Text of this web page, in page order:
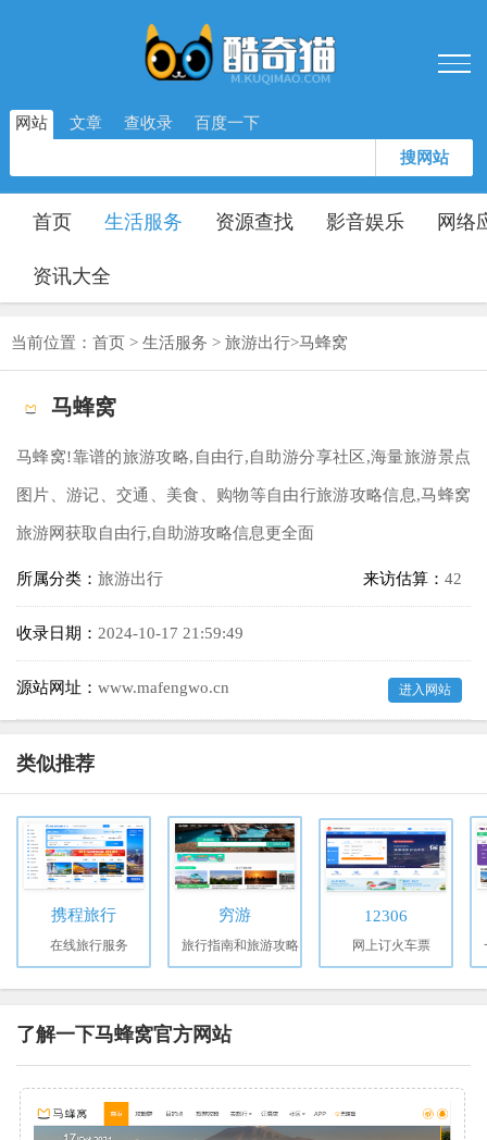
网站 文章 查收录 百度一下
搜网站
首页 生活服务 资源查找 影音娱乐 网络
资讯大全
当前位置： 首页 > 生活服务 > 旅游出行>马蜂窝
马蜂窝
马蜂窝!靠谱的旅游攻略,自由行,自助游分享社区,海量旅游景点
图片、游记、交通、美食、购物等自由行旅游攻略信息,马蜂窝
旅游网获取自由行,自助游攻略信息更全面
所属分类： 旅游出行 来访估算： 42
收录日期： 2024-10-17 21:59:49
源站网址： www.mafengwo.cn 进入网站
类似推荐
携程旅行
在线旅行服务
穷游
旅行指南和旅游攻略
12306
网上订火车票
了解一下马蜂窝官方网站